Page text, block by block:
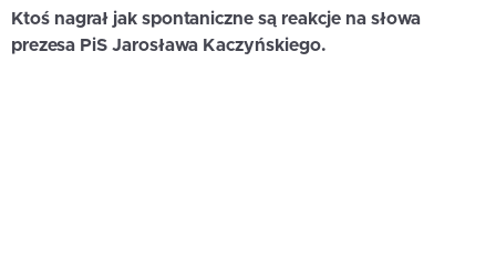
Ktoś nagrał jak spontaniczne są reakcje na słowa
prezesa PiS Jarosława Kaczyńskiego.